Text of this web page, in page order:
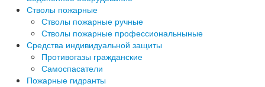
Стволы пожарные
Стволы пожарные ручные
Стволы пожарные профессиональныные
Средства индивидуальной защиты
Противогазы гражданские
Самоспасатели
Пожарные гидранты